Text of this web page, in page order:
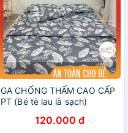
GA CHỐNG THẤM CAO CẤP
PT (Bé tè lau là sạch)
120.000 đ